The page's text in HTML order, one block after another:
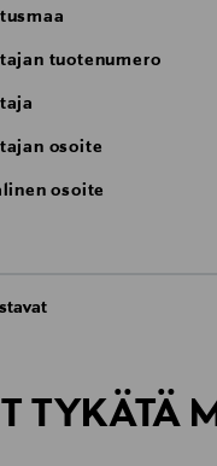
tuotenumero
osoite
osoite
TYKÄTÄ